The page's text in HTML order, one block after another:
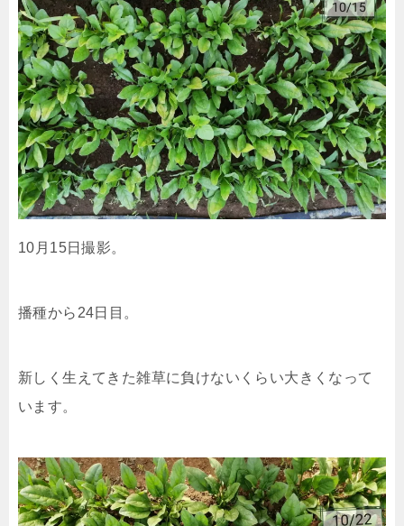
10月15日撮影。
播種から24日目。
新しく生えてきた雑草に負けないくらい大きくなって
います。